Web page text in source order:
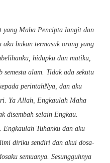
yang Maha Pencipta langit dan
bukan termasuk orang yang
hidupku dan matiku,
alam. Tidak ada sekutu
perintahNya, dan aku
Ya Allah, Engkaulah Maha
disembah selain Engkau.
Tuhanku dan aku
diriku sendiri dan akui dosa-
semuanya. Sesungguhnya